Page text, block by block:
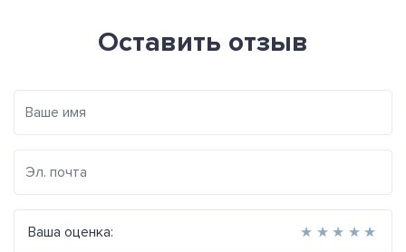
Оставить отзыв
Ваша оценка: ★
★
★
★
★